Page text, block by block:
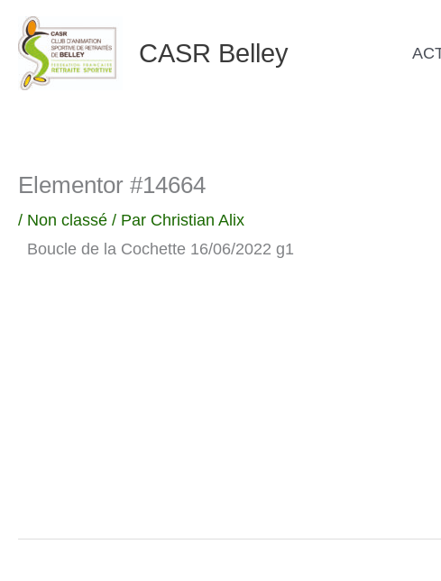
Aller
contenu
CASR Belley
Elementor #14664
/ Non classé / Par Christian Alix
Boucle de la Cochette 16/06/2022 g1